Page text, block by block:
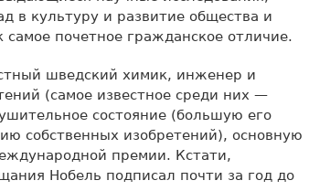
в культуру и развитие общества и
почетное гражданское отличие.
шведский химик, инженер и
(самое известное среди них —
состояние (большую его
собственных изобретений), основную
премии. Кстати,
Нобель подписал почти за год до